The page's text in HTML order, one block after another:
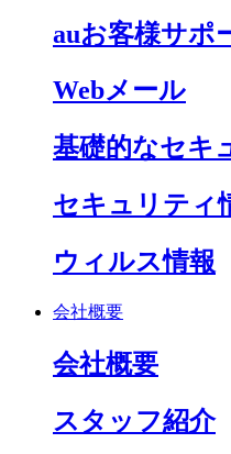
auお客様サポ
Webメール
基礎的なセキ
セキュリティ
ウィルス情報
会社概要
会社概要
スタッフ紹介